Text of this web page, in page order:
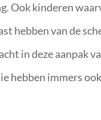
Ook kinderen
hebben van de
in deze aanpak
hebben immers